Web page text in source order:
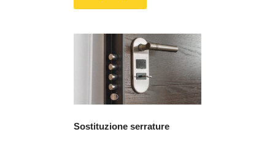
Sostituzione serrature